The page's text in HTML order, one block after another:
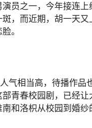
员之一，今年接连
，而近期，胡一天
。
气相当高，待播作
青春校园剧，已经
和洛枳从校园到婚纱